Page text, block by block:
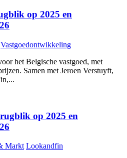
op 2025 en
Vastgoedontwikkeling
het Belgische vastgoed, met
Samen met Jeroen Verstuyft,
op 2025 en
Markt Lookandfin